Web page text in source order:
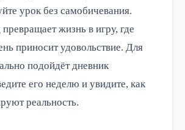
урок без самобичевания.
жизнь в игру, где
приносит удовольствие. Для
подойдёт дневник
его неделю и увидите, как
реальность.